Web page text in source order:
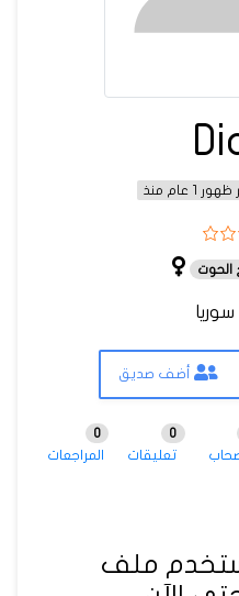
1 عام منذ
الحوت
أضف صديق
تعليقات
0
المراجعات
0
ملف